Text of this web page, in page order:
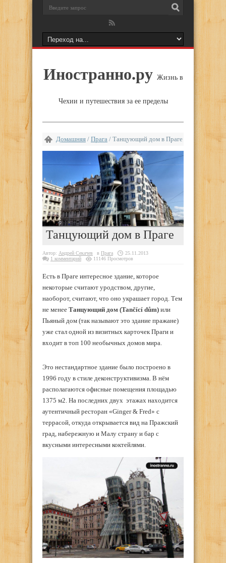
Иностранно.ру Жизнь в
Чехии и путешествия за ее пределы
Домашняя / Прага / Танцующий дом в Праге
Танцующий дом в Праге
Автор: Андрей Секачев в Прага
25.11.2013
1 комментарий
11146 Просмотров
Есть в Праге интересное здание, которое
некоторые считают уродством, другие,
наоборот, считают, что оно украшает город. Тем
не менее Танцующий дом (Tančící dům) или
Пьяный дом (так называют это здание пражане)
уже стал одной из визитных карточек Праги и
входит в топ 100 необычных домов мира.
Это нестандартное здание было построено в
1996 году в стиле деконструктивизма. В нём
располагаются офисные помещения площадью
1375 м2. На последних двух этажах находится
аутентичный ресторан «Ginger & Fred» с
террасой, откуда открывается вид на Пражский
град, набережную и Малу страну и бар с
вкусными интересными коктейлями.